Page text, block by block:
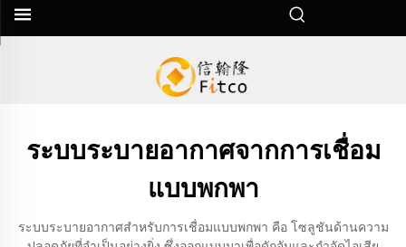
ระบบระบายอากาศจากการเชื่อม
แบบพกพา
ระบบระบายอากาศสำหรับการเชื่อมแบบพกพา คือ โซลูชันด้านความ